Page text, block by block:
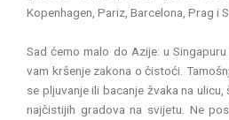
Kopenhagen, Pariz, Barcelona, Prag i
Sad ćemo malo do Azije: u
vam kršenje zakona o čistoći.
se pljuvanje ili bacanje žvaka na
najčistijih gradova na svijetu. Ne